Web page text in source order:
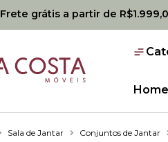
Frete grátis a partir de
Sala de Jantar Conjuntos de Jantar